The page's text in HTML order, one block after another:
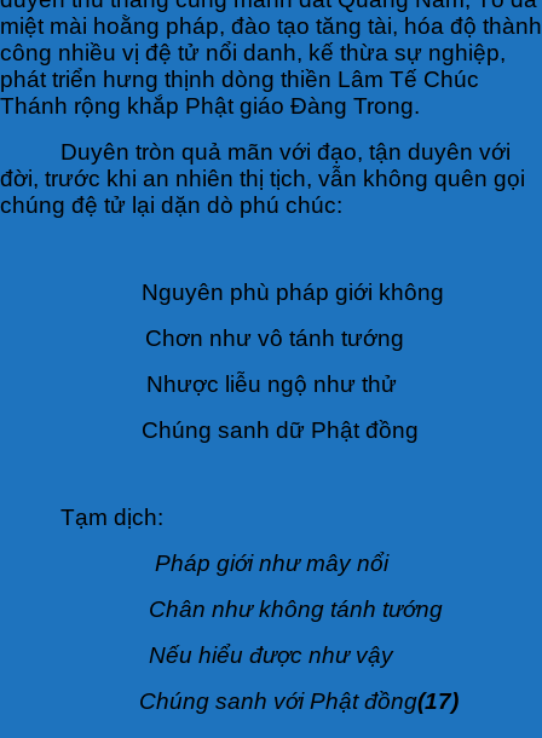
miệt mài hoằng pháp, đào tạo tăng tài, hóa độ thành
công nhiều vị đệ tử nổi danh, kế thừa sự nghiệp,
phát triển hưng thịnh dòng thiền Lâm Tế Chúc
Thánh rộng khắp Phật giáo Đàng Trong.
Duyên tròn quả mãn với đạo, tận duyên với
đời, trước khi an nhiên thị tịch, vẫn không quên gọi
chúng đệ tử lại dặn dò phú chúc:
Nguyên phù pháp giới không
Chơn như vô tánh tướng
Nhược liễu ngộ như thử
Chúng sanh dữ Phật đồng
Tạm dịch:
Pháp giới như mây nổi
Chân như không tánh tướng
Nếu hiểu được như vậy
Chúng sanh với Phật đồng(17)